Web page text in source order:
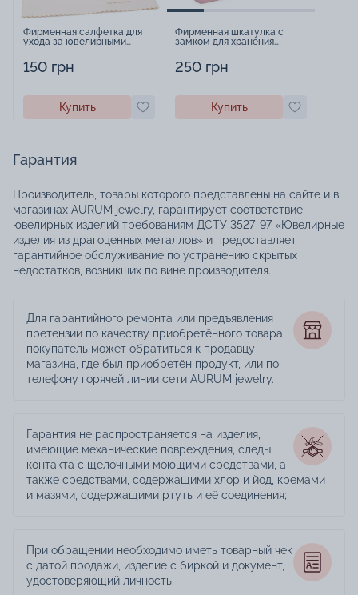
Фирменная салфетка для
ухода за ювелирными
150 грн
Купить
Фирменная шкатулка с
замком для хранения
250 грн
Купить
Гарантия
Производитель, товары которого представлены на сайте и в
магазинах AURUM jewelry, гарантирует соответствие
ювелирных изделий требованиям ДСТУ 3527-97 «Ювелирные
изделия из драгоценных металлов» и предоставляет
гарантийное обслуживание по устранению скрытых
недостатков, возникших по вине производителя.
Для гарантийного ремонта или предъявления
претензии по качеству приобретённого товара
покупатель может обратиться к продавцу
магазина, где был приобретён продукт, или по
телефону горячей линии сети AURUM jewelry.
Гарантия не распространяется на изделия,
имеющие механические повреждения, следы
контакта с щелочными моющими средствами, а
также средствами, содержащими хлор и йод, кремами
и мазями, содержащими ртуть и её соединения;
При обращении необходимо иметь товарный чек
с датой продажи, изделие с биркой и документ,
удостоверяющий личность.